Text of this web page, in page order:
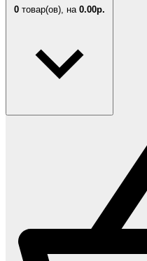
0 товар(ов), на 0.00р.